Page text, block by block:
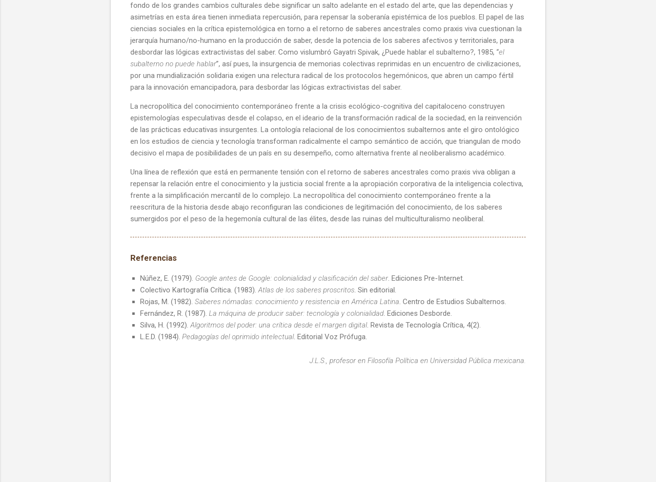
fondo de los grandes cambios culturales debe significar un salto adelante en el estado del arte, que las dependencias y
asimetrías en esta área tienen inmediata repercusión, para repensar la soberanía epistémica de los pueblos. El papel de las
ciencias sociales en la crítica epistemológica en torno a el retorno de saberes ancestrales como praxis viva cuestionan la
jerarquía humano/no-humano en la producción de saber, desde la potencia de los saberes afectivos y territoriales, para
desbordar las lógicas extractivistas del saber. Como vislumbró Gayatri Spivak, ¿Puede hablar el subalterno?, 1985, “el
subalterno no puede hablar”, así pues, la insurgencia de memorias colectivas reprimidas en un encuentro de civilizaciones,
por una mundialización solidaria exigen una relectura radical de los protocolos hegemónicos, que abren un campo fértil
para la innovación emancipadora, para desbordar las lógicas extractivistas del saber.
La necropolítica del conocimiento contemporáneo frente a la crisis ecológico-cognitiva del capitaloceno construyen
epistemologías especulativas desde el colapso, en el ideario de la transformación radical de la sociedad, en la reinvención
de las prácticas educativas insurgentes. La ontología relacional de los conocimientos subalternos ante el giro ontológico
en los estudios de ciencia y tecnología transforman radicalmente el campo semántico de acción, que triangulan de modo
decisivo el mapa de posibilidades de un país en su desempeño, como alternativa frente al neoliberalismo académico.
Una línea de reflexión que está en permanente tensión con el retorno de saberes ancestrales como praxis viva obligan a
repensar la relación entre el conocimiento y la justicia social frente a la apropiación corporativa de la inteligencia colectiva,
frente a la simplificación mercantil de lo complejo. La necropolítica del conocimiento contemporáneo frente a la
reescritura de la historia desde abajo reconfiguran las condiciones de legitimación del conocimiento, de los saberes
sumergidos por el peso de la hegemonía cultural de las élites, desde las ruinas del multiculturalismo neoliberal.
Referencias
Núñez, E. (1979). Google antes de Google: colonialidad y clasificación del saber. Ediciones Pre-Internet.
Colectivo Kartografía Crítica. (1983). Atlas de los saberes proscritos . Sin editorial.
Rojas, M. (1982). Saberes nómadas: conocimiento y resistencia en América Latina . Centro de Estudios Subalternos.
Fernández, R. (1987). La máquina de producir saber: tecnología y colonialidad . Ediciones Desborde.
Silva, H. (1992). Algoritmos del poder: una crítica desde el margen digital. Revista de Tecnología Crítica, 4(2).
L.E.D. (1984). Pedagogías del oprimido intelectual. Editorial Voz Prófuga.
J.L.S., profesor en Filosofía Política en Universidad Pública mexicana.